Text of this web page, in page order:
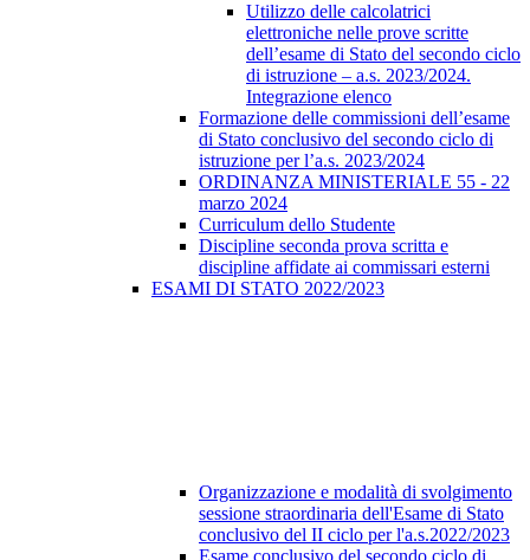
Utilizzo delle calcolatrici
elettroniche nelle prove scritte
dell’esame di Stato del secondo ciclo
di istruzione – a.s. 2023/2024.
Integrazione elenco
Formazione delle commissioni dell’esame
di Stato conclusivo del secondo ciclo di
istruzione per l’a.s. 2023/2024
ORDINANZA MINISTERIALE 55 - 22
marzo 2024
Curriculum dello Studente
Discipline seconda prova scritta e
discipline affidate ai commissari esterni
ESAMI DI STATO 2022/2023
Organizzazione e modalità di svolgimento
sessione straordinaria dell'Esame di Stato
conclusivo del II ciclo per l'a.s.2022/2023